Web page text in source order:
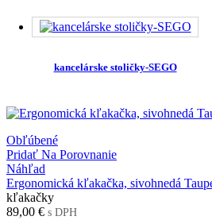
kancelárske stoličky-SEGO
Obľúbené
Pridať Na Porovnanie
Náhľad
Ergonomická kľakačka, sivohnedá
kľakačky
89,00 € s DPH